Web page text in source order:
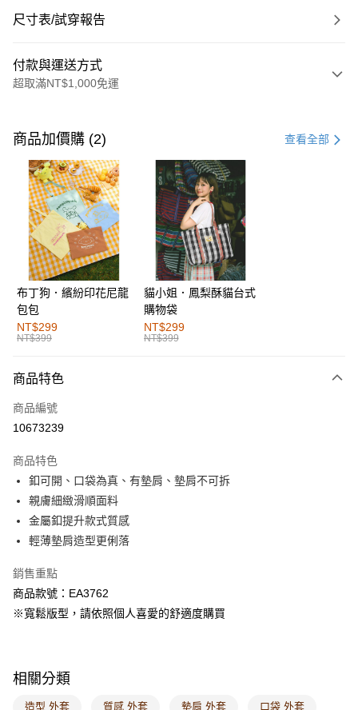
尺寸表/試穿報告
付款與運送方式
超取滿NT$1,000免運
信用卡一次付款
購物金
超商取貨付款
LINE Pay
街口支付
運送方式
全家取貨付款
每筆NT$60，滿NT$1,000(含以上)免運費
付款後全家取貨
萊爾富取貨付款
付款後萊爾富取貨
每筆NT$60，滿NT$1,000(含以上)免運費
7-11取貨付款
每筆NT$60，滿NT$1,000(含以上)免運費
付款後7-11取貨
每筆NT$60，滿NT$1,000(含以上)免運費
付款後門市自取
每筆NT$60，滿NT$1,000(含以上)免運費
商品加價購 (2) 查看全部
布丁狗．繽紛印花尼龍
包包
NT$299
NT$399
貓小姐．鳳梨酥貓台式
購物袋
NT$299
NT$399
商品特色
商品編號
10673239
商品特色
釦可開、口袋為真、有墊肩、墊肩不可拆
親膚細緻滑順面料
金屬釦提升款式質感
輕薄墊肩造型更俐落
銷售重點
商品款號：EA3762
※寬鬆版型，請依照個人喜愛的舒適度購買
相關分類
造型 外套 質感 外套 墊肩 外套 口袋 外套